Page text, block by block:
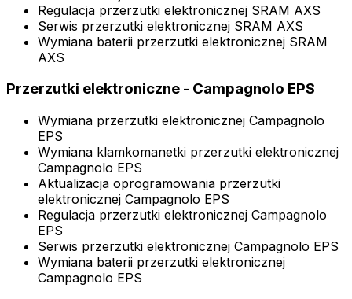
Regulacja przerzutki elektronicznej SRAM AXS
Serwis przerzutki elektronicznej SRAM AXS
Wymiana baterii przerzutki elektronicznej SRAM
AXS
Przerzutki elektroniczne - Campagnolo EPS
Wymiana przerzutki elektronicznej Campagnolo
EPS
Wymiana klamkomanetki przerzutki elektronicznej
Campagnolo EPS
Aktualizacja oprogramowania przerzutki
elektronicznej Campagnolo EPS
Regulacja przerzutki elektronicznej Campagnolo
EPS
Serwis przerzutki elektronicznej Campagnolo EPS
Wymiana baterii przerzutki elektronicznej
Campagnolo EPS